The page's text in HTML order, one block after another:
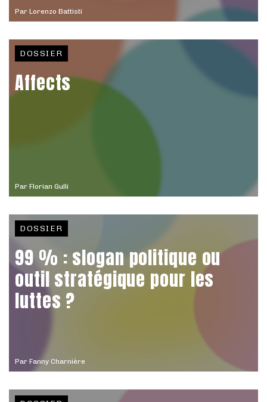
Par Lorenzo Battisti
Par Florian Gulli
DOSSIER
Affects
Par Fanny Charnière
DOSSIER
99 % : slogan politique ou
outil stratégique pour les
luttes ?